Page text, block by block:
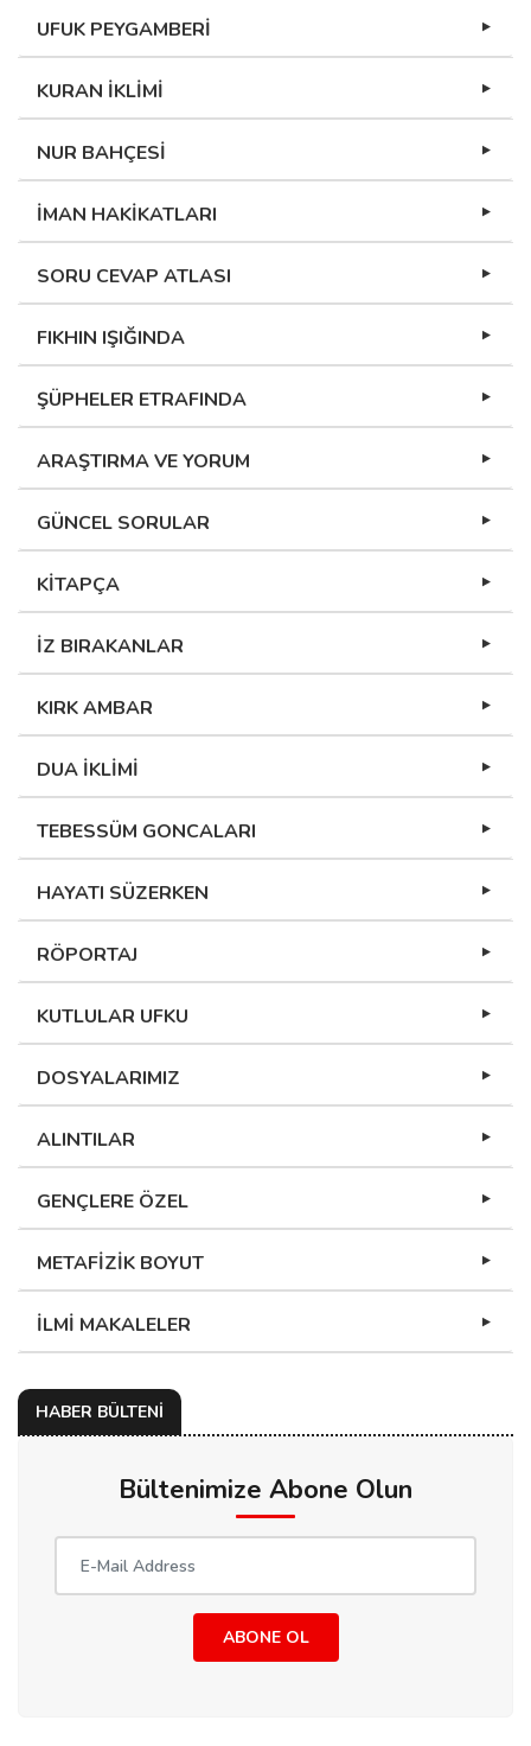
UFUK PEYGAMBERİ
KURAN İKLİMİ
NUR BAHÇESİ
İMAN HAKİKATLARI
SORU CEVAP ATLASI
FIKHIN IŞIĞINDA
ŞÜPHELER ETRAFINDA
ARAŞTIRMA VE YORUM
GÜNCEL SORULAR
KİTAPÇA
İZ BIRAKANLAR
KIRK AMBAR
DUA İKLİMİ
TEBESSÜM GONCALARI
HAYATI SÜZERKEN
RÖPORTAJ
KUTLULAR UFKU
DOSYALARIMIZ
ALINTILAR
GENÇLERE ÖZEL
METAFİZİK BOYUT
İLMİ MAKALELER
HABER BÜLTENİ
Bültenimize Abone Olun
ABONE OL